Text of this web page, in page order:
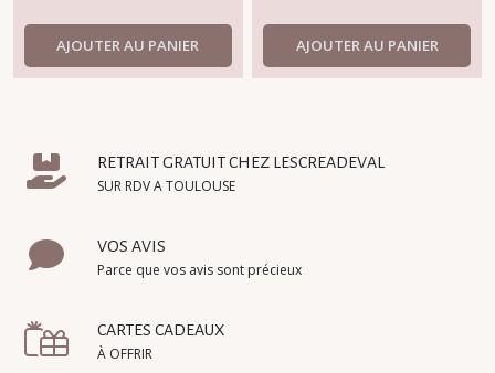
bohème
AJOUTER AU PANIER AJOUTER AU PANIER
RETRAIT GRATUIT CHEZ LESCREADEVAL
SUR RDV A TOULOUSE
VOS AVIS
Parce que vos avis sont précieux
CARTES CADEAUX
À OFFRIR